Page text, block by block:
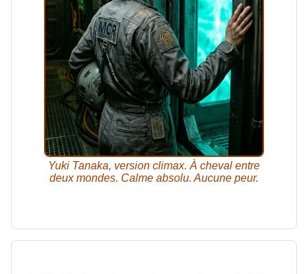
Yuki Tanaka, version climax. À cheval entre
deux mondes. Calme absolu. Aucune peur.